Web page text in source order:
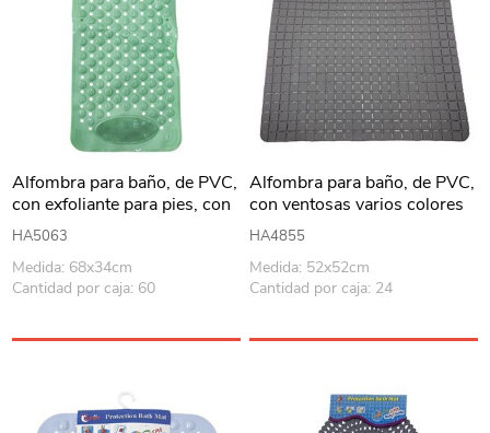
Alfombra para baño, de PVC,
con exfoliante para pies, con
ventosas, varios colores
HA5063
Medida: 68x34cm
Cantidad por caja: 60
Alfombra para baño, de PVC,
con ventosas varios colores
HA4855
Medida: 52x52cm
Cantidad por caja: 24